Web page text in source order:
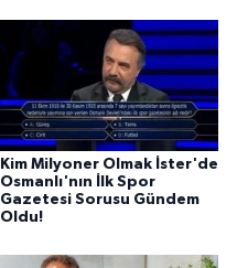
Kim Milyoner Olmak İster'de
Osmanlı'nın İlk Spor
Gazetesi Sorusu Gündem
Oldu!